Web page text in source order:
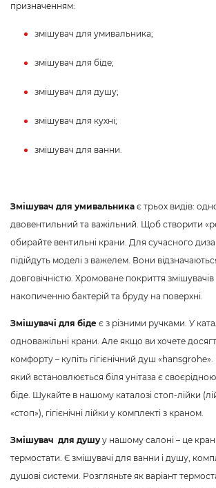
призначенням:
змішувач для умивальника;
змішувач для біде;
змішувач для душу;
змішувач для кухні;
змішувач для ванни.
Змішувач для умивальника є трьох видів:
двовентильний та важільний. Щоб створити
обирайте вентильні крани. Для сучасного
підійдуть моделі з важелем. Вони
довговічністю. Хромоване покриття змішувачів
накопиченню бактерій та бруду на поверхні.
Змішувачі для біде є з різними ручками. У
одноважільні крани. Але якщо ви хочете
комфорту – купіть гігієнічний душ «hansgrohe».
який встановлюється біля унітаза є
біде. Шукайте в нашому каталозі стоп-лійки
«стоп»), гігієнічні лійки у комплекті з краном.
Змішувач для душуу нашому салоні – це
термостати. Є змішувачі для ванни і душу,
душові системи. Розгляньте як варіант